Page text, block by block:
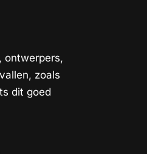
ontwerpers,
zoals
dit goed